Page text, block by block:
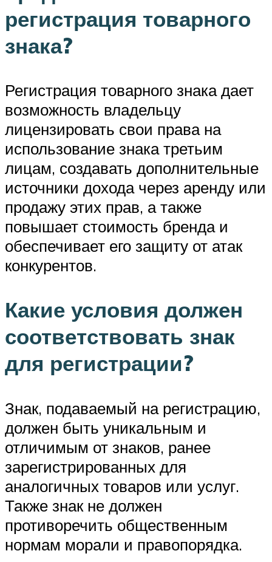
регистрация товарного
знака?
Регистрация товарного знака дает
возможность владельцу
лицензировать свои права на
использование знака третьим
лицам, создавать дополнительные
источники дохода через аренду или
продажу этих прав, а также
повышает стоимость бренда и
обеспечивает его защиту от атак
конкурентов.
Какие условия должен
соответствовать знак
для регистрации?
Знак, подаваемый на регистрацию,
должен быть уникальным и
отличимым от знаков, ранее
зарегистрированных для
аналогичных товаров или услуг.
Также знак не должен
противоречить общественным
нормам морали и правопорядка.